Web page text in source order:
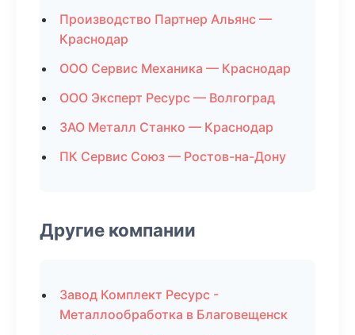
Производство Партнер Альянс —
Краснодар
ООО Сервис Механика — Краснодар
ООО Эксперт Ресурс — Волгоград
ЗАО Металл Станко — Краснодар
ПК Сервис Союз — Ростов-на-Дону
Другие компании
Завод Комплект Ресурс -
Металлообработка в Благовещенск